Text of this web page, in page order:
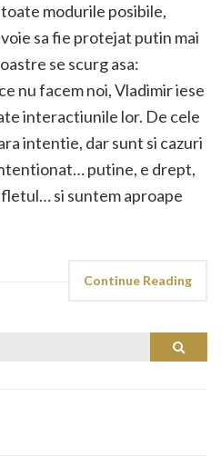
modurile posibile,
sa fie protejat putin mai
se scurg asa:
nu facem noi, Vladimir iese
interactiunile lor. De cele
intentie, dar sunt si cazuri
putine, e drept,
si suntem aproape
Continue Reading
Search